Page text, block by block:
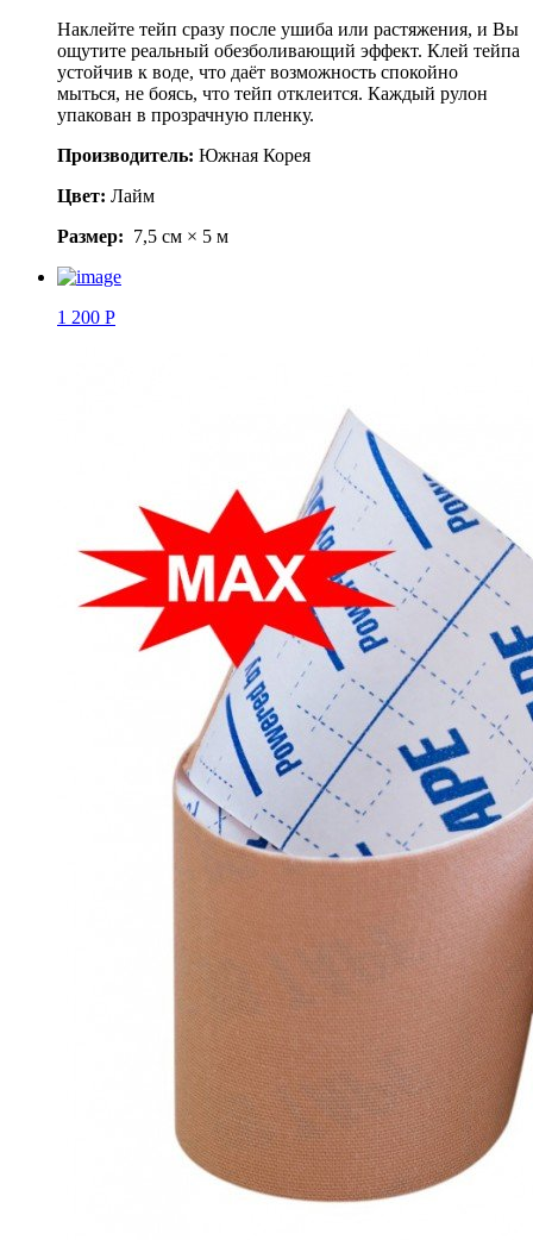
Наклейте тейп сразу после ушиба или растяжения, и Вы
ощутите реальный обезболивающий эффект. Клей тейпа
устойчив к воде, что даёт возможность спокойно
мыться, не боясь, что тейп отклеится. Каждый рулон
упакован в прозрачную пленку.
Производитель: Южная Корея
Цвет: Лайм
Размер: 7,5 см × 5 м
1 200 Р